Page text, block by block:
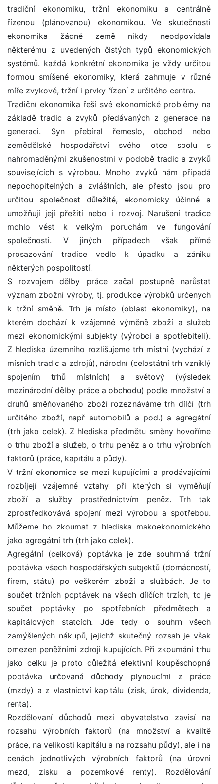
tradiční ekonomiku, tržní ekonomiku a centrálně
řízenou (plánovanou) ekonomikou. Ve skutečnosti
ekonomika žádné země nikdy neodpovídala
některému z uvedených čistých typů ekonomických
systémů. každá konkrétní ekonomika je vždy určitou
formou smíšené ekonomiky, která zahrnuje v různé
míře zvykové, tržní i prvky řízení z určitého centra.
Tradiční ekonomika řeší své ekonomické problémy na
základě tradic a zvyků předávaných z generace na
generaci. Syn přebíral řemeslo, obchod nebo
zemědělské hospodářství svého otce spolu s
nahromaděnými zkušenostmi v podobě tradic a zvyků
souvisejících s výrobou. Mnoho zvyků nám připadá
nepochopitelných a zvláštních, ale přesto jsou pro
určitou společnost důležité, ekonomicky účinné a
umožňují její přežití nebo i rozvoj. Narušení tradice
mohlo vést k velkým poruchám ve fungování
společnosti. V jiných případech však přímé
prosazování tradice vedlo k úpadku a zániku
některých pospolitostí.
S rozvojem dělby práce začal postupně narůstat
význam zbožní výroby, tj. produkce výrobků určených
k tržní směně. Trh je místo (oblast ekonomiky), na
kterém dochází k vzájemné výměně zboží a služeb
mezi ekonomickými subjekty (výrobci a spotřebiteli).
Z hlediska územního rozlišujeme trh místní (vychází z
mísních tradic a zdrojů), národní (celostátní trh vzniklý
spojením trhů místních) a světový (výsledek
mezinárodní dělby práce a obchodu) podle množství a
druhů směňovaného zboží rozeznáváme trh dílčí (trh
určitého zboží, např automobilů a pod.) a agregátní
(trh jako celek). Z hlediska předmětu směny hovoříme
o trhu zboží a služeb, o trhu peněz a o trhu výrobních
faktorů (práce, kapitálu a půdy).
V tržní ekonomice se mezi kupujícími a prodávajícími
rozbíjejí vzájemné vztahy, při kterých si vyměňují
zboží a služby prostřednictvím peněz. Trh tak
zprostředkovává spojení mezi výrobou a spotřebou.
Můžeme ho zkoumat z hlediska makoekonomického
jako agregátní trh (trh jako celek).
Agregátní (celková) poptávka je zde souhrnná tržní
poptávka všech hospodářských subjektů (domácností,
firem, státu) po veškerém zboží a službách. Je to
součet tržních poptávek na všech dílčích trzích, to je
součet poptávky po spotřebních předmětech a
kapitálových statcích. Jde tedy o souhrn všech
zamýšlených nákupů, jejichž skutečný rozsah je však
omezen peněžními zdroji kupujících. Při zkoumání trhu
jako celku je proto důležitá efektivní koupěschopná
poptávka určovaná důchody plynoucími z práce
(mzdy) a z vlastnictví kapitálu (zisk, úrok, dividenda,
renta).
Rozdělovaní důchodů mezi obyvatelstvo zavisí na
rozsahu výrobních faktorů (na množství a kvalitě
práce, na velikosti kapitálu a na rozsahu půdy), ale i na
cenách jednotlivých výrobních faktorů (na úrovni
mezd, zisku a pozemkové renty). Rozdělování